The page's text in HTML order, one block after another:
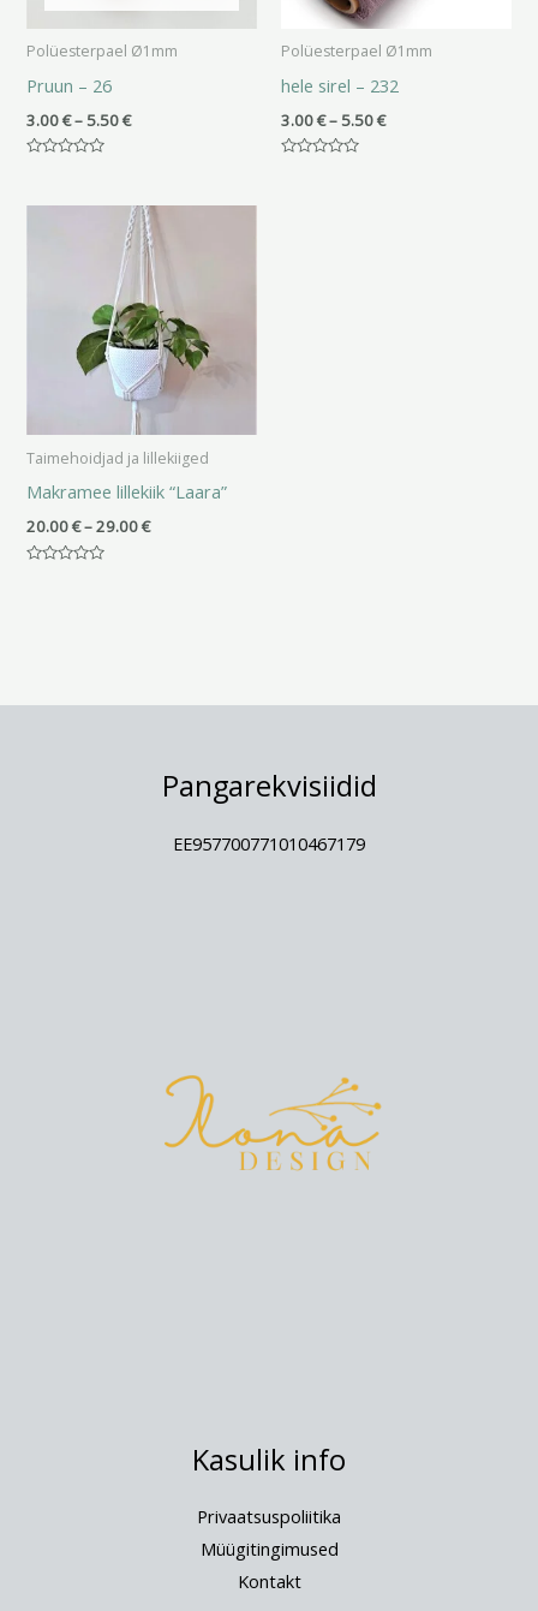
Polüesterpael Ø1mm
Pruun – 26
3.00€–5.50€
Polüesterpael Ø1mm
hele sirel – 232
3.00€–5.50€
Taimehoidjad ja lillekiiged
Makramee lillekiik “Laara”
20.00€–29.00€
Hinnavahemik:
20.00 €
kuni
29.00 €
Pangarekvisiidid
EE957700771010467179
Kasulik info
Privaatsuspoliitika
Müügitingimused
Kontakt